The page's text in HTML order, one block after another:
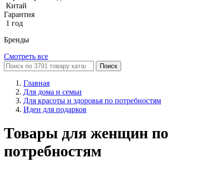
Китай
Гарантия
1 год
Бренды
Смотреть все
Поиск
Главная
Для дома и семьи
Для красоты и здоровья по потребностям
Идеи для подарков
Товары для женщин по
потребностям